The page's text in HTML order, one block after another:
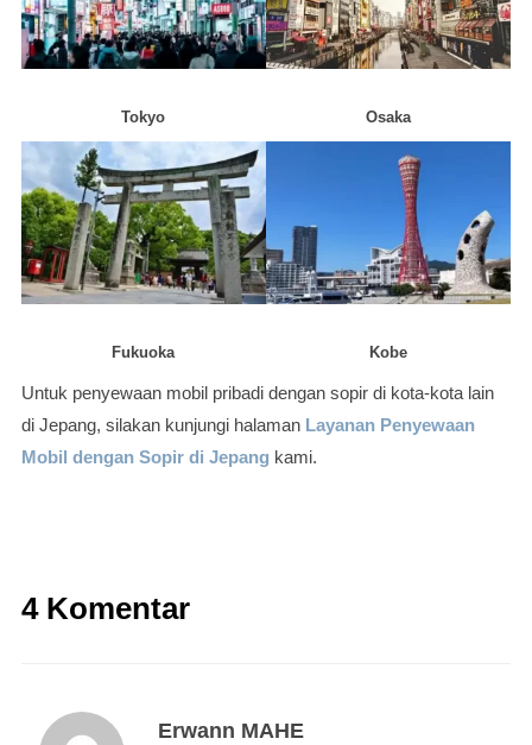
Tokyo Osaka
Fukuoka Kobe
Untuk penyewaan mobil pribadi dengan sopir di kota-kota lain
di Jepang, silakan kunjungi halaman Layanan Penyewaan
Mobil dengan Sopir di Jepang kami.
4 Komentar
Erwann MAHE